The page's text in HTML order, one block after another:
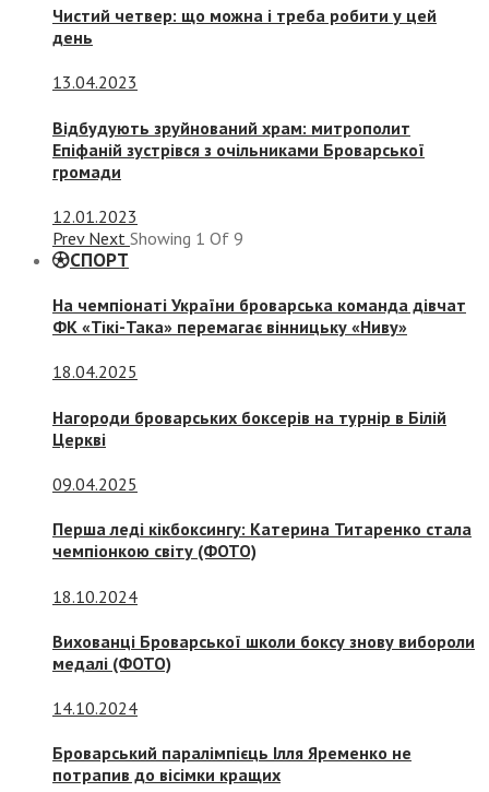
Чистий четвер: що можна і треба робити у цей
день
13.04.2023
Відбудують зруйнований храм: митрополит
Епіфаній зустрівся з очільниками Броварської
громади
12.01.2023
Prev Next Showing 1 Of 9
СПОРТ
На чемпіонаті України броварська команда дівчат
ФК «Тікі-Така» перемагає вінницьку «Ниву»
18.04.2025
Нагороди броварських боксерів на турнір в Білій
Церкві
09.04.2025
Перша леді кікбоксингу: Катерина Титаренко стала
чемпіонкою світу (ФОТО)
18.10.2024
Вихованці Броварської школи боксу знову вибороли
медалі (ФОТО)
14.10.2024
Броварський паралімпієць Ілля Яременко не
потрапив до вісімки кращих